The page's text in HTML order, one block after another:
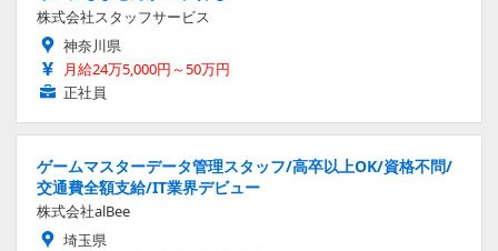
株式会社スタッフサービス
神奈川県
月給24万5,000円～50万円
正社員
ゲームマスターデータ管理スタッフ/高卒以上OK/資格不問/
交通費全額支給/IT業界デビュー
株式会社alBee
埼玉県